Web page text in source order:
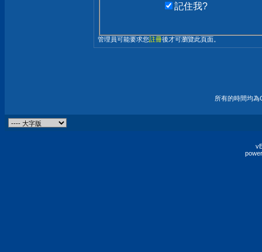
記住我?
管理員可能要求您註冊後才可瀏覽此頁面。
所有的時間均為